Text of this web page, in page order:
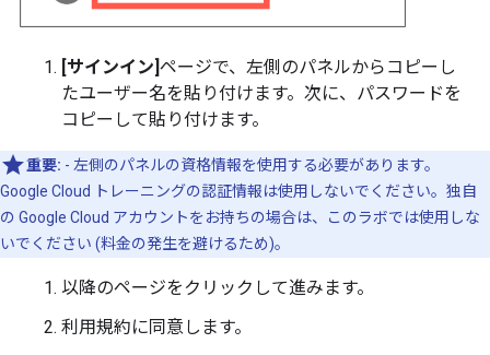
[サインイン] ページで、左側のパネルからコピーし
たユーザー名を貼り付けます。次に、パスワードを
コピーして貼り付けます。
重要: - 左側のパネルの資格情報を使用する必要があります。
Google Cloud トレーニングの認証情報は使用しないでください。独自
の Google Cloud アカウントをお持ちの場合は、このラボでは使用しな
いでください (料金の発生を避けるため)。
以降のページをクリックして進みます。
利用規約に同意します。